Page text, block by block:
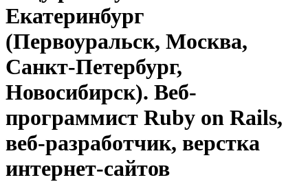
Екатеринбург
(Первоуральск, Москва,
Санкт-Петербург,
Новосибирск). Веб-
программист Ruby on Rails,
веб-разработчик, верстка
интернет-сайтов